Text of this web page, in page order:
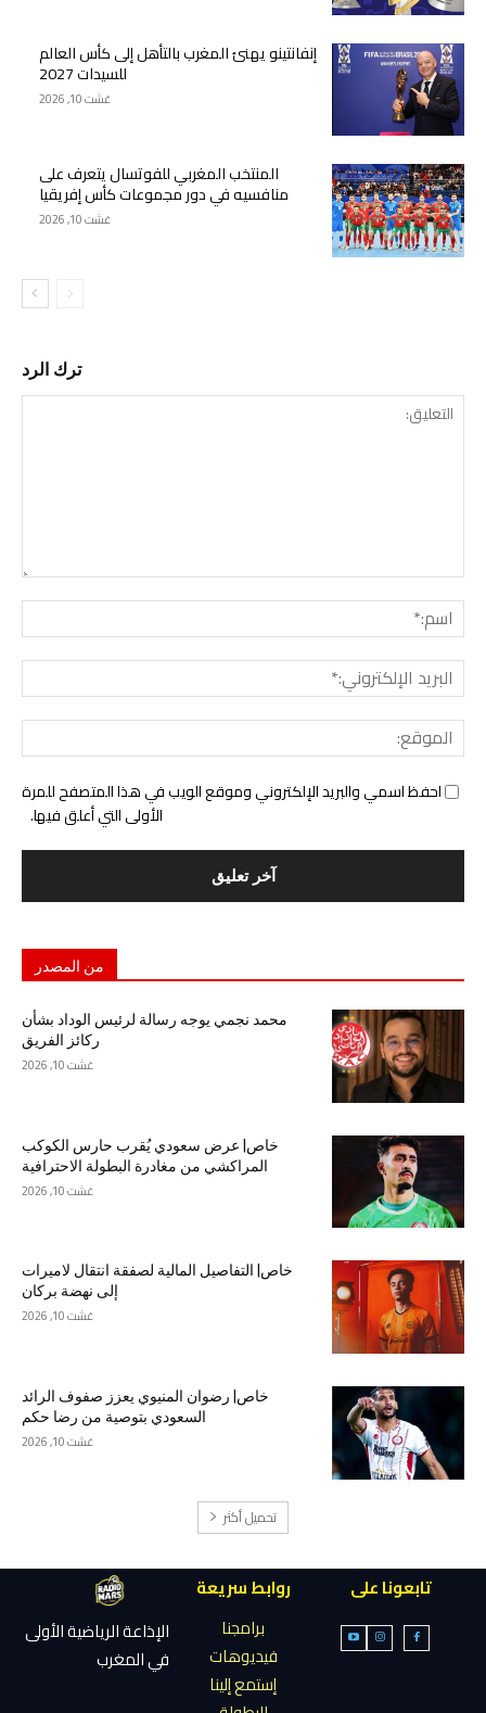
إنفانتينو يهنئ المغرب بالتأهل إلى كأس العالم
للسيدات 2027
غشت 10, 2026
المنتخب المغربي للفوتسال يتعرف على
منافسيه في دور مجموعات كأس إفريقيا
غشت 10, 2026
ترك الرد
احفظ اسمي والبريد الإلكتروني وموقع الويب في هذا المتصفح للمرة
الأولى التي أعلق فيها.
من المصدر
محمد نجمي يوجه رسالة لرئيس الوداد بشأن
ركائز الفريق
غشت 10, 2026
خاص| عرض سعودي يُقرب حارس الكوكب
المراكشي من مغادرة البطولة الاحترافية
غشت 10, 2026
خاص| التفاصيل المالية لصفقة انتقال لاميرات
إلى نهضة بركان
غشت 10, 2026
خاص| رضوان المنيوي يعزز صفوف الرائد
السعودي بتوصية من رضا حكم
غشت 10, 2026
تحميل أكثر
تابعونا على
روابط سريعة
برامجنا
فيديوهات
إستمع إلينا
الإذاعة الرياضية الأولى
في المغرب